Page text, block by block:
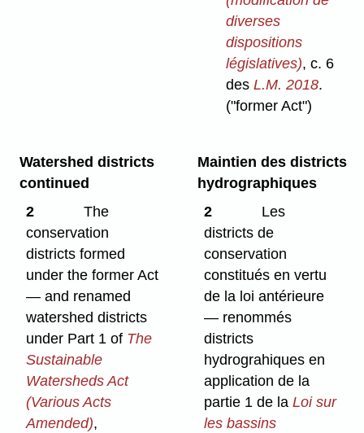
diverses
dispositions
législatives), c. 6
des L.M. 2018.
("former Act")
Watershed districts
continued
2
The
conservation
districts formed
under the former Act
— and renamed
watershed districts
under Part 1 of The
Sustainable
Watersheds Act
(Various Acts
Amended),
Maintien des districts
hydrographiques
2
Les
districts de
conservation
constitués en vertu
de la loi antérieure
— renommés
districts
hydrograhiques en
application de la
partie 1 de la Loi sur
les bassins